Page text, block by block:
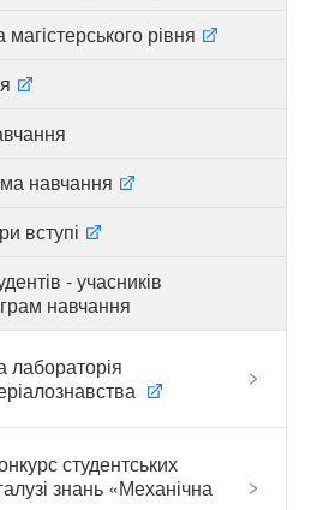
EN
рівня
навчання
вступі
- учасників
навчання
лабораторія
студентських
знань «Механічна